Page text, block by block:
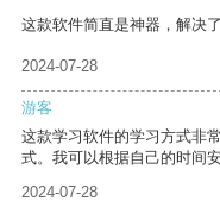
这款软件简直是神器，解决
2024-07-28
游客
这款学习软件的学习方式非
式。我可以根据自己的时间
2024-07-28